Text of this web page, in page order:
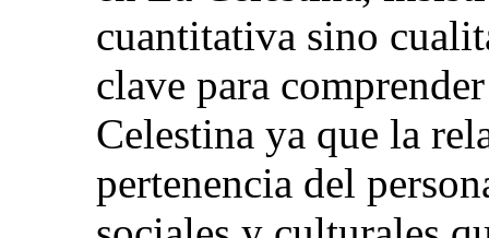
cuantitativa sino
clave para
Celestina ya que la
pertenencia del